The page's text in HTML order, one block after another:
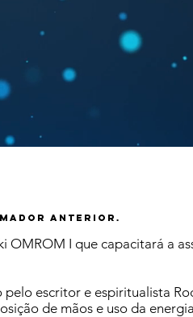
ANTERIOR.
OMROM I que capacitará a
escritor e espiritualista
de mãos e uso da